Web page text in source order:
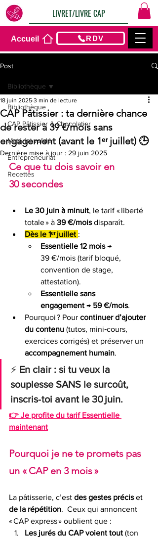
LIVRET/LIVRE CAP
Accueil RDV
Post
Bibliothèque
CAP Pâtissier & Chocolatier
Matériel validé
Entrepreneuriat
Recettes
Bibliothèque
CAP Pâtissier : ta dernière chance
de rester à 39 €/mois sans
engagement (avant le 1ᵉʳ juillet) 🕒
18 juin 2025 3 min de lecture
Dernière mise à jour : 29 juin 2025
Ce que tu dois savoir en
30 secondes
Le 30 juin à minuit, le tarif « liberté
totale » à 39 €/mois disparaît.
Dès le 1ᵉʳ juillet :
Essentielle 12 mois →
39 €/mois (tarif bloqué,
convention de stage,
attestation).
Essentielle sans
engagement → 59 €/mois.
Pourquoi ? Pour continuer d’ajouter
du contenu (tutos, mini‑cours,
exercices corrigés) et préserver un
accompagnement humain.
⚡ En clair : si tu veux la
souplesse SANS le surcoût,
inscris‑toi avant le 30 juin.
👉 Je profite du tarif Essentielle
maintenant
Pourquoi je ne te promets pas
un « CAP en 3 mois »
La pâtisserie, c’est des gestes précis et
de la répétition.  Ceux qui annoncent
« CAP express » oublient que :
Les jurés du CAP voient tout (ton